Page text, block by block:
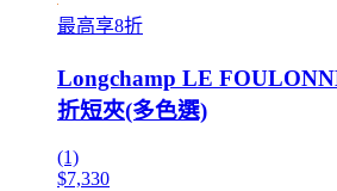
最高享8折
Longchamp LE
折短夾(多色選)
(1)
$7,330